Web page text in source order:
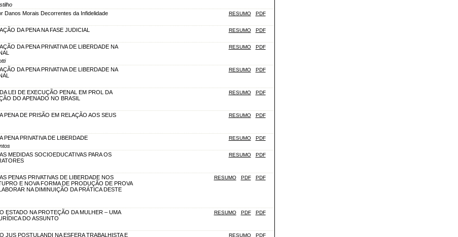
Danos Morais Decorrentes da Infidelidade RESUMO PDF
DA PENA NA FASE JUDICIAL RESUMO PDF
DA PENA PRIVATIVA DE LIBERDADE NA
RESUMO PDF
DA PENA PRIVATIVA DE LIBERDADE NA
RESUMO PDF
LEI DE EXECUÇÃO PENAL EM PROL DA
DO APENADO NO BRASIL
RESUMO PDF
PENA DE PRISÃO EM RELAÇÃO AOS SEUS
RESUMO PDF
PENA PRIVATIVA DE LIBERDADE RESUMO PDF
MEDIDAS SOCIOEDUCATIVAS PARA OS
RESUMO PDF
PENAS PRIVATIVAS DE LIBERDADE NOS
E NOVA FORMA DE PRODUÇÃO DE PROVA
NA DIMINUIÇÃO DA PRÁTICA DESTE
RESUMO PDF PDF
ESTADO NA PROTEÇÃO DA MULHER – UMA
DO ASSUNTO
RESUMO PDF PDF
JUS POSTULANDI NA ESFERA TRABALHISTA E RESUMO PDF